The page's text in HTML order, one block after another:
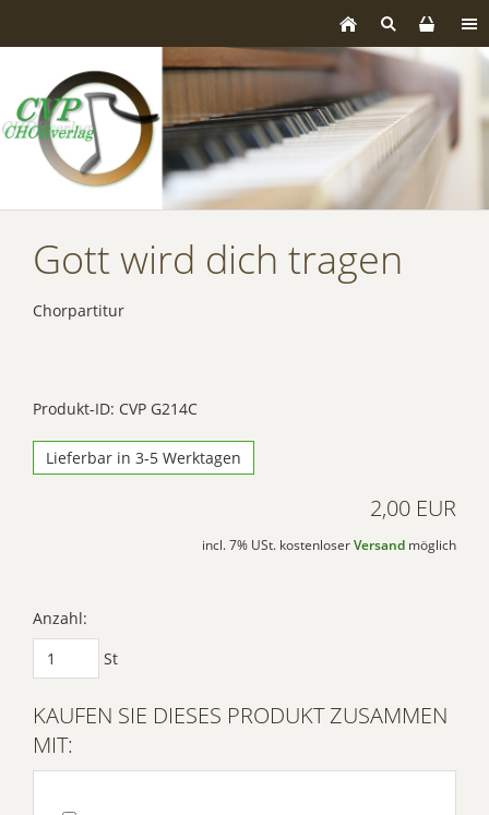
Gott wird dich tragen
Chorpartitur
Produkt-ID: CVP G214C
Lieferbar in 3-5 Werktagen
2,00 EUR
incl. 7% USt. kostenloser Versand möglich
Anzahl:
St
KAUFEN SIE DIESES PRODUKT ZUSAMMEN
MIT: